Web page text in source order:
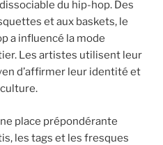
du hip-hop. Des
et aux baskets, le
a influencé la mode
Les artistes utilisent leur
d’affirmer leur identité et
place prépondérante
les tags et les fresques